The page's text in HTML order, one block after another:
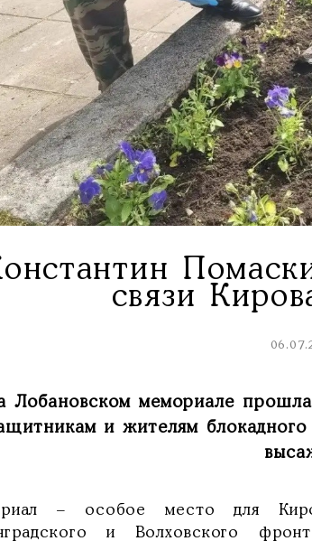
связи
Лобановском мемориале прошла
и жителям
– особое место для
и Волховского